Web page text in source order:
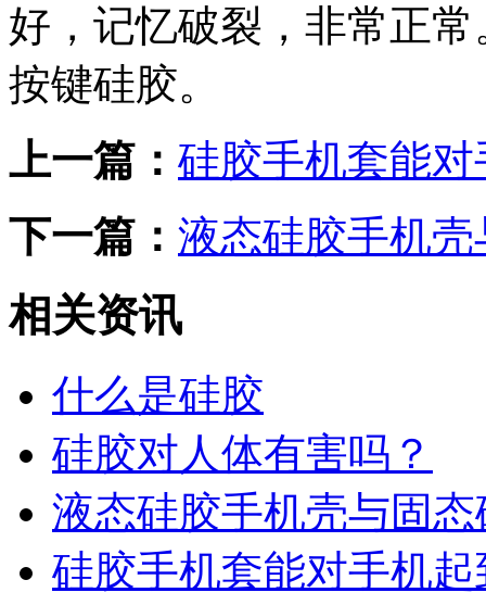
好，记忆破裂，非常正
按键硅胶。
上一篇： 硅胶手机套能
下一篇： 液态硅胶手机
相关资讯
什么是硅胶
硅胶对人体有害吗？
液态硅胶手机壳与固
硅胶手机套能对手机